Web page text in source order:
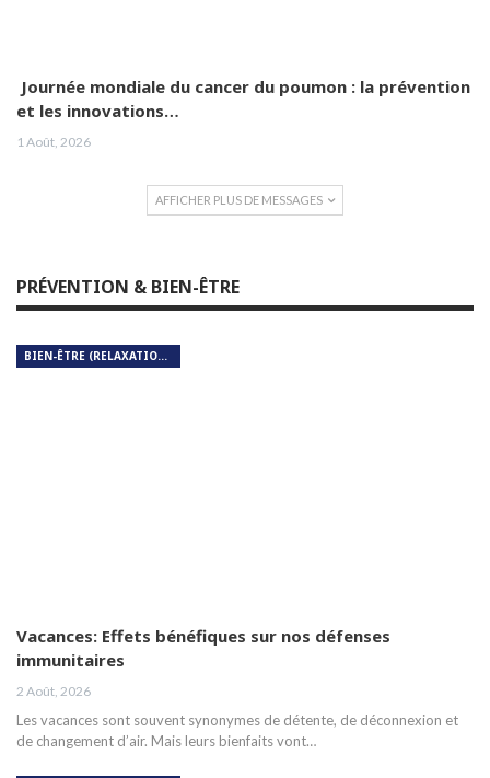
Journée mondiale du cancer du poumon : la prévention
et les innovations…
1 Août, 2026
AFFICHER PLUS DE MESSAGES
PRÉVENTION & BIEN-ÊTRE
BIEN-ÊTRE (RELAXATION, MÉDITATION, SOIN DU CORPS)
Vacances: Effets bénéfiques sur nos défenses
immunitaires
2 Août, 2026
Les vacances sont souvent synonymes de détente, de déconnexion et
de changement d’air. Mais leurs bienfaits vont…